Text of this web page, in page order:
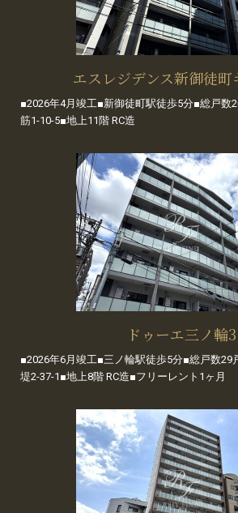
エスレジデンス新御徒町
■2026年4月竣工■新御徒町駅徒歩5分■総戸数
筋1-10-5■地上11階 RC造
ドゥーエ三ノ輪3
■2026年6月竣工■三ノ輪駅徒歩5分■総戸数29
堤2-37-1■地上8階 RC造■フリーレント1ヶ月